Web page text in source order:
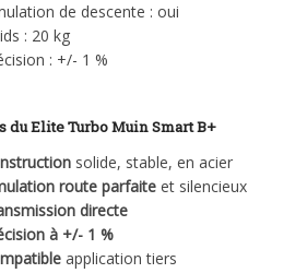
de descente : oui
: 20 kg
: +/- 1 %
du Elite Turbo Muin Smart B+
solide, stable, en acier
route parfaite et silencieux
directe
à +/- 1 %
application tiers